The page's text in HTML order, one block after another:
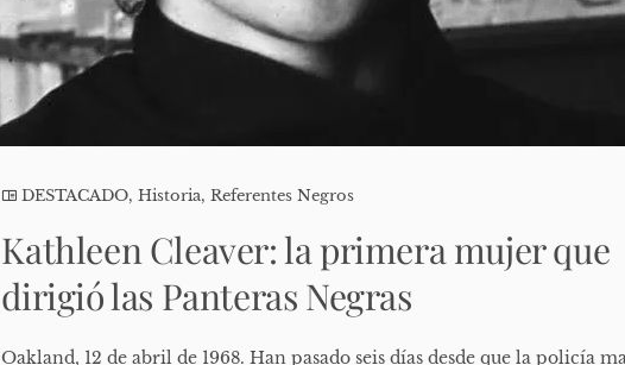
DESTACADO,Historia,Referentes Negros
Kathleen Cleaver: la primera mujer que
dirigió las Panteras Negras
Oakland, 12 de abril de 1968. Han pasado seis días desde que la policía